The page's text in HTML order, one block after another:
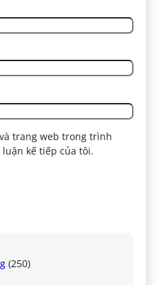
trang web trong trình
kế tiếp của tôi.
(250)